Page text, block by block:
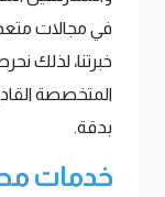
في مجالات
خبرتنا، لذلك
المتخصصة
بدقة.
خدمات